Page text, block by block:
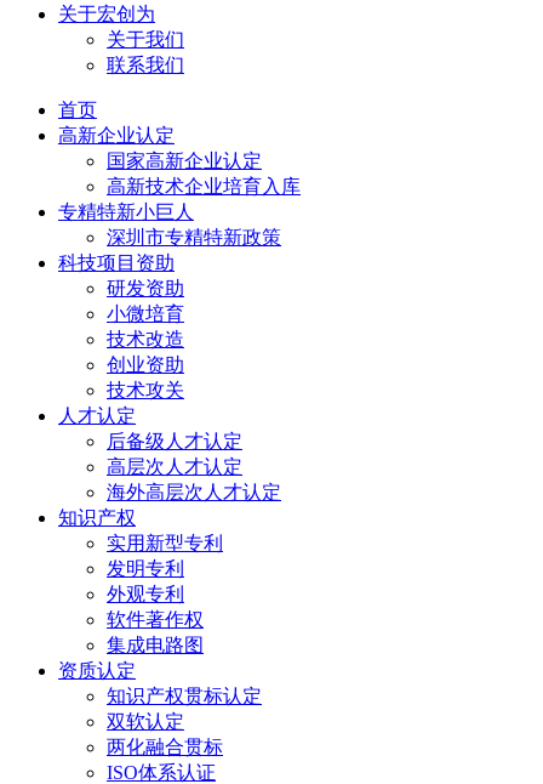
关于宏创为
关于我们
联系我们
首页
高新企业认定
国家高新企业认定
高新技术企业培育入库
专精特新小巨人
深圳市专精特新政策
科技项目资助
研发资助
小微培育
技术改造
创业资助
技术攻关
人才认定
后备级人才认定
高层次人才认定
海外高层次人才认定
知识产权
实用新型专利
发明专利
外观专利
软件著作权
集成电路图
资质认定
知识产权贯标认定
双软认定
两化融合贯标
ISO体系认证